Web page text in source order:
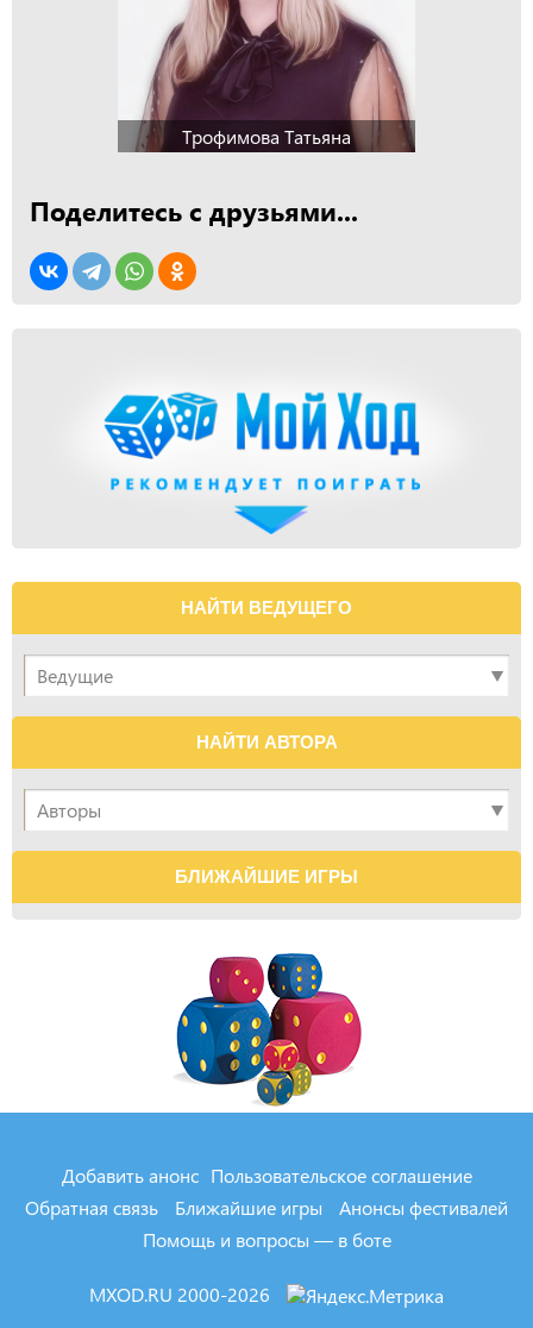
Трофимова Татьяна
Поделитесь с друзьями...
НАЙТИ ВЕДУЩЕГО
НАЙТИ АВТОРА
БЛИЖАЙШИЕ ИГРЫ
Добавить анонс Пользовательское соглашение
Обратная связь
Ближайшие игры
Анонсы фестивалей
Помощь и вопросы — в боте
MXOD.RU 2000-2026